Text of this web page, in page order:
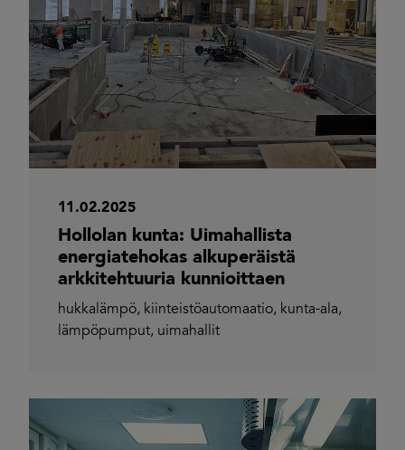
11.02.2025
Hollolan kunta: Uimahallista
energiatehokas alkuperäistä
arkkitehtuuria kunnioittaen
hukkalämpö, kiinteistöautomaatio, kunta-ala,
lämpöpumput, uimahallit